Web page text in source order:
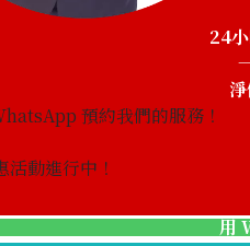
10.5 ct
24
預約我們的服務！
活動進行中！
用